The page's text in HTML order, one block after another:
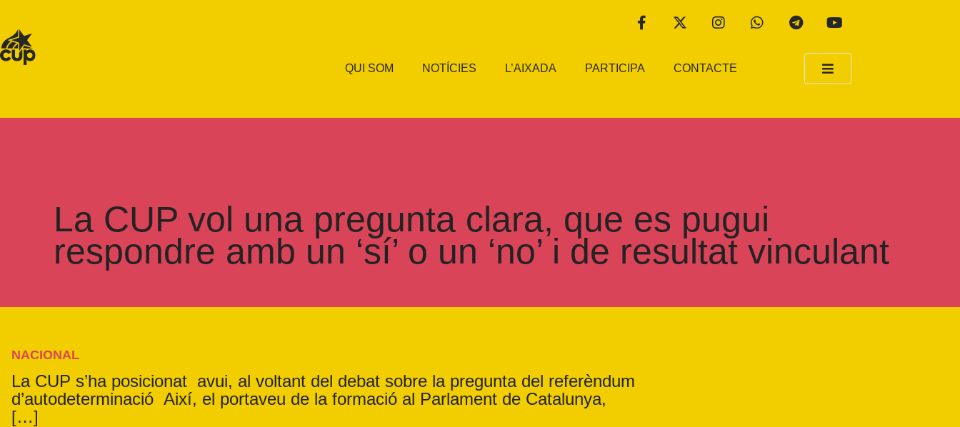
QUI SOM NOTÍCIES L’AIXADA PARTICIPA CONTACTE
La CUP vol una pregunta clara, que es pugui
respondre amb un ‘sí’ o un ‘no’ i de resultat vinculant
NACIONAL
La CUP s’ha posicionat avui, al voltant del debat sobre la pregunta del referèndum
d’autodeterminació Així, el portaveu de la formació al Parlament de Catalunya,
[…]